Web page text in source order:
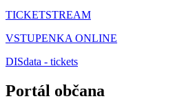
TICKETSTREAM
VSTUPENKA ONLINE
DISdata - tickets
Portál občana